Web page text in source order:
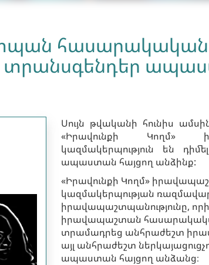
հասարակական
տրանսգենդեր
Սույն թվականի հունիս
«Իրավունքի Կողմ»
կազմակերպություն են
ապաստան հայցող անձինք:
«Իրավունքի Կողմ»
կազմակերպության
իրավապաշտպանությունը,
իրավապաշտան
տրամադրեց անհրաժեշտ
այլ անհրաժեշտ
ապաստան հայցող անձանց։